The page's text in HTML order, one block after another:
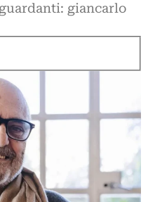
giancarlo